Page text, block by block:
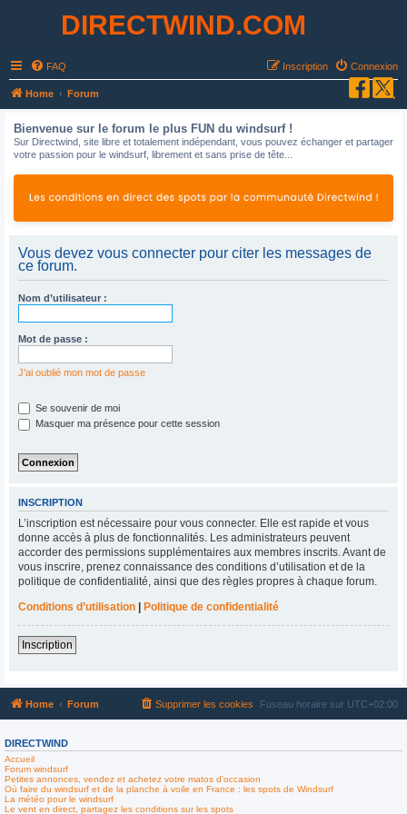
DIRECTWIND.COM
FAQ Connexion
Inscription
Home Forum
Bienvenue sur le forum le plus FUN du windsurf !
Sur Directwind, site libre et totalement indépendant, vous pouvez échanger et partager
votre passion pour le windsurf, librement et sans prise de tête...
Vous devez vous connecter pour citer les messages de
ce forum.
Nom d’utilisateur :
Mot de passe :
J’ai oublié mon mot de passe
Se souvenir de moi
Masquer ma présence pour cette session
INSCRIPTION
L’inscription est nécessaire pour vous connecter. Elle est rapide et vous
donne accès à plus de fonctionnalités. Les administrateurs peuvent
accorder des permissions supplémentaires aux membres inscrits. Avant de
vous inscrire, prenez connaissance des conditions d’utilisation et de la
politique de confidentialité, ainsi que des règles propres à chaque forum.
Conditions d’utilisation
Politique de confidentialité
Inscription
Home Forum Fuseau horaire sur UTC+02:00
Supprimer les cookies
DIRECTWIND
Accueil
Forum windsurf
Petites annonces, vendez et achetez votre matos d'occasion
Où faire du windsurf et de la planche à voile en France : les spots de Windsurf
La météo pour le windsurf
Le vent en direct, partagez les conditions sur les spots